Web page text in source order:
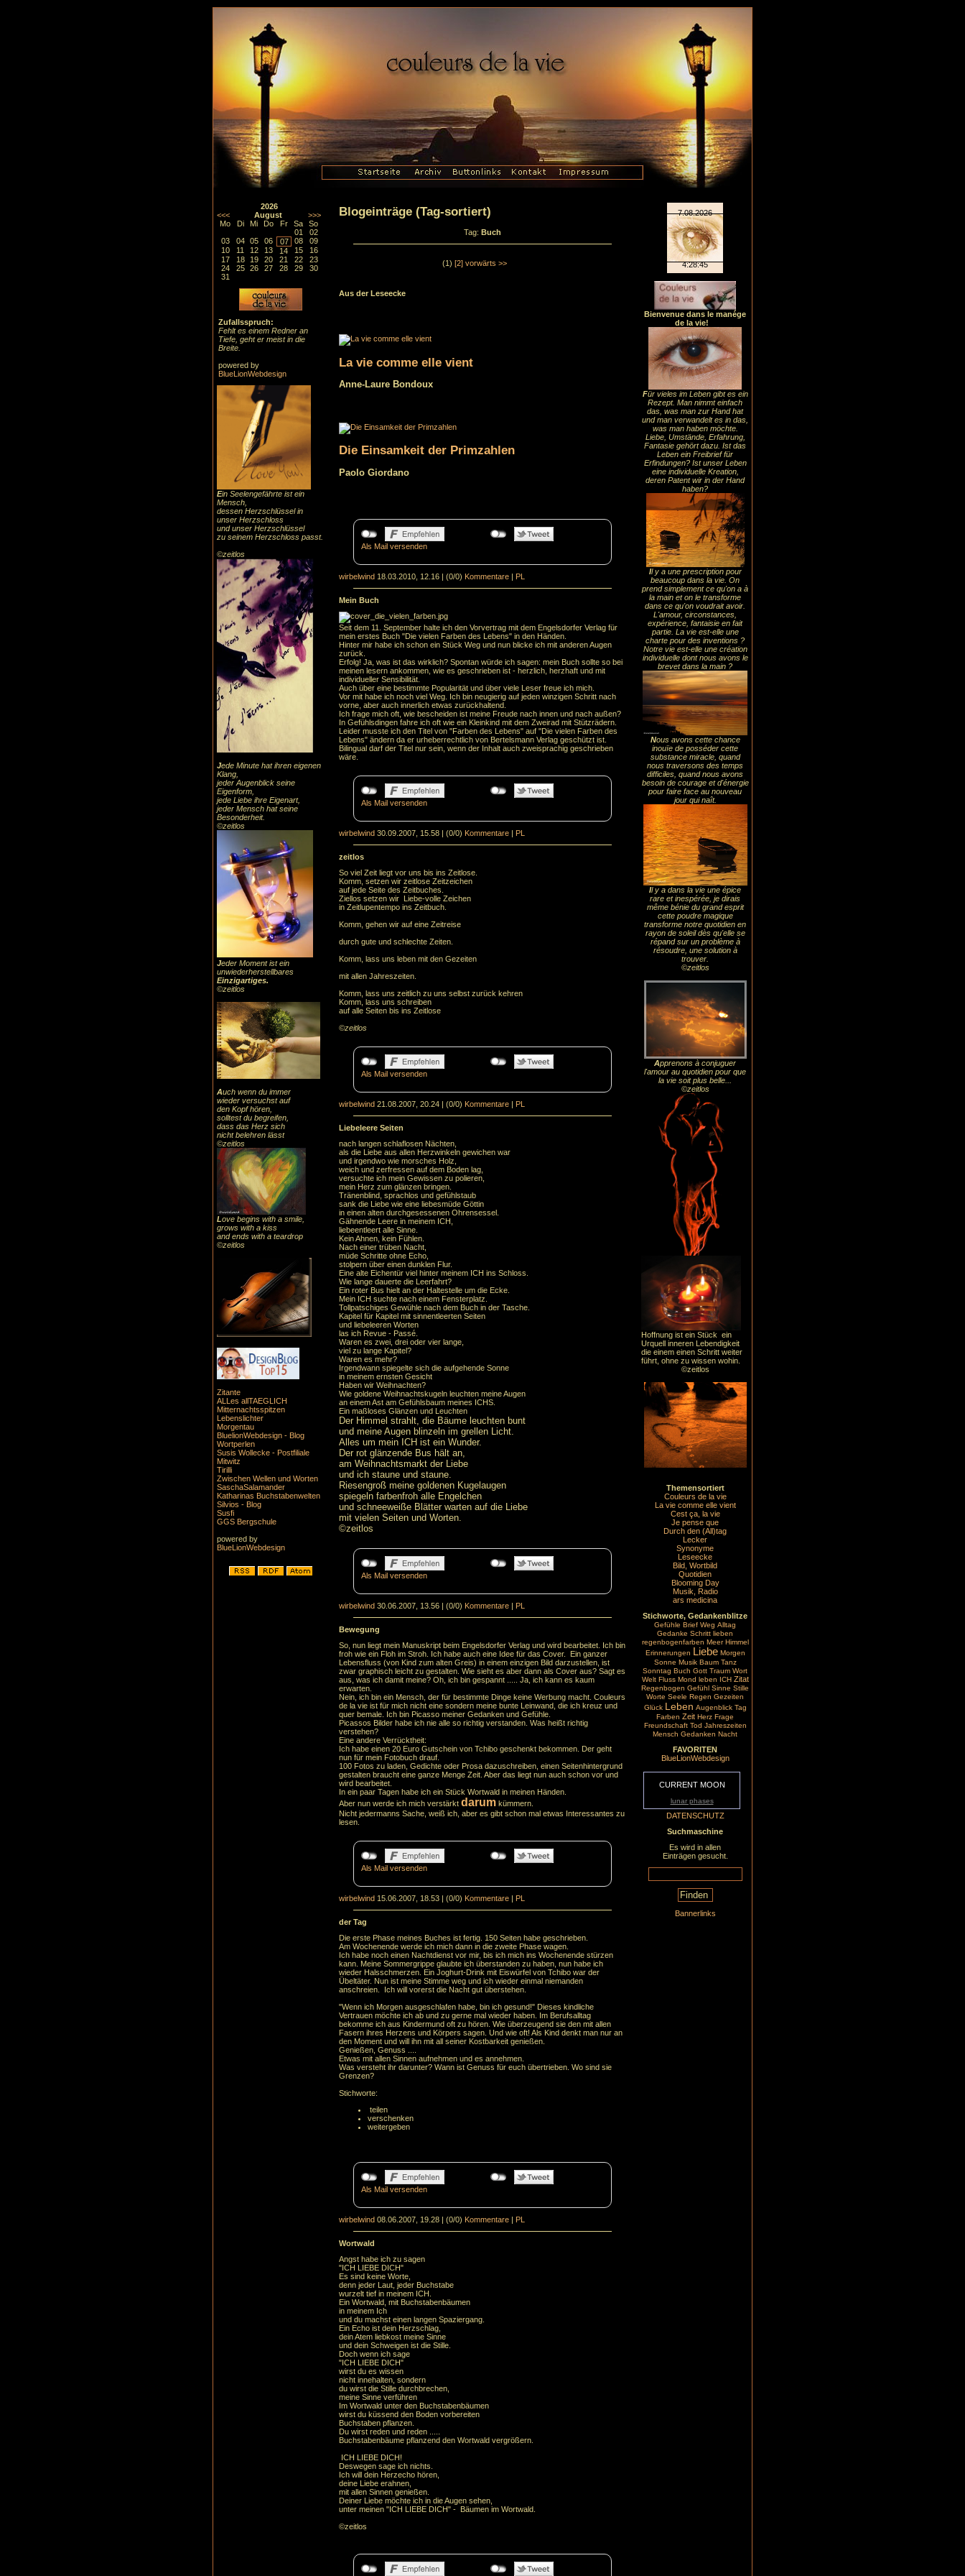
2026
<<<
August
>>>
Mo
Di Mi Do Fr Sa
So
01
02
03
04 05 06 07 08
09
10
11 12 13 14 15
16
17
18 19 20 21 22
23
24
25 26 27 28 29
30
31
Zufallsspruch:
Fehlt es einem Redner an
Tiefe, geht er meist in die
Breite.
powered by
BlueLionWebdesign
Ein Seelengefährte ist ein
Mensch,
dessen Herzschlüssel in
unser Herzschloss
und unser Herzschlüssel
zu seinem Herzschloss passt.
©zeitlos
Jede Minute hat ihren eigenen
Klang,
jeder Augenblick seine
Eigenform,
jede Liebe ihre Eigenart,
jeder Mensch hat seine
Besonderheit.
©zeitlos
Jeder Moment ist ein
unwiederherstellbares
Einzigartiges.
©zeitlos
Auch wenn du immer
wieder versuchst auf
den Kopf hören,
solltest du begreifen,
dass das Herz sich
nicht belehren lässt
©zeitlos
Love begins with a smile,
grows with a kiss
and ends with a teardrop
©zeitlos
Zitante
ALLes allTAEGLICH
Mitternachtsspitzen
Lebenslichter
Morgentau
BluelionWebdesign - Blog
Wortperlen
Susis Wollecke - Postfiliale
Mitwitz
Tirilli
Zwischen Wellen und Worten
SaschaSalamander
Katharinas Buchstabenwelten
Silvios - Blog
Susfi
GGS Bergschule
powered by
BlueLionWebdesign
Blogeinträge (Tag-sortiert)
Tag: Buch
(1) [2] vorwärts >>
Aus der Leseecke
La vie comme elle vient
Anne-Laure Bondoux
Die Einsamkeit der Primzahlen
Paolo Giordano
Als Mail versenden
wirbelwind 18.03.2010, 12.16 | (0/0) Kommentare | PL
Mein Buch
Seit dem 11. September halte ich den Vorvertrag mit dem Engelsdorfer Verlag für
mein erstes Buch "Die vielen Farben des Lebens" in den Händen.
Hinter mir habe ich schon ein Stück Weg und nun blicke ich mit anderen Augen
zurück.
Erfolg! Ja, was ist das wirklich? Spontan würde ich sagen: mein Buch sollte so bei
meinen lesern ankommen, wie es geschrieben ist - herzlich, herzhaft und mit
individueller Sensibilität.
Auch über eine bestimmte Popularität und über viele Leser freue ich mich.
Vor mit habe ich noch viel Weg. Ich bin neugierig auf jeden winzigen Schritt nach
vorne, aber auch innerlich etwas zurückhaltend.
Ich frage mich oft, wie bescheiden ist meine Freude nach innen und nach außen?
In Gefühlsdingen fahre ich oft wie ein Kleinkind mit dem Zweirad mit Stützrädern.
Leider musste ich den Titel von "Farben des Lebens" auf "Die vielen Farben des
Lebens" ändern da er urheberrechtlich von Bertelsmann Verlag geschützt ist.
Bilingual darf der Titel nur sein, wenn der Inhalt auch zweisprachig geschrieben
wäre.
Als Mail versenden
wirbelwind 30.09.2007, 15.58 | (0/0) Kommentare | PL
zeitlos
So viel Zeit liegt vor uns bis ins Zeitlose.
Komm, setzen wir zeitlose Zeitzeichen
auf jede Seite des Zeitbuches.
Ziellos setzen wir Liebe-volle Zeichen
in Zeitlupentempo ins Zeitbuch.
Komm, gehen wir auf eine Zeitreise
durch gute und schlechte Zeiten.
Komm, lass uns leben mit den Gezeiten
mit allen Jahreszeiten.
Komm, lass uns zeitlich zu uns selbst zurück kehren
Komm, lass uns schreiben
auf alle Seiten bis ins Zeitlose
©zeitlos
Als Mail versenden
wirbelwind 21.08.2007, 20.24 | (0/0) Kommentare | PL
Liebeleere Seiten
nach langen schlaflosen Nächten,
als die Liebe aus allen Herzwinkeln gewichen war
und irgendwo wie morsches Holz,
weich und zerfressen auf dem Boden lag,
versuchte ich mein Gewissen zu polieren,
mein Herz zum glänzen bringen.
Tränenblind, sprachlos und gefühlstaub
sank die Liebe wie eine liebesmüde Göttin
in einen alten durchgesessenen Ohrensessel.
Gähnende Leere in meinem ICH,
liebeentleert alle Sinne.
Kein Ahnen, kein Fühlen.
Nach einer trüben Nacht,
müde Schritte ohne Echo,
stolpern über einen dunklen Flur.
Eine alte Eichentür viel hinter meinem ICH ins Schloss.
Wie lange dauerte die Leerfahrt?
Ein roter Bus hielt an der Haltestelle um die Ecke.
Mein ICH suchte nach einem Fensterplatz.
Tollpatschiges Gewühle nach dem Buch in der Tasche.
Kapitel für Kapitel mit sinnentleerten Seiten
und liebeleeren Worten
las ich Revue - Passé.
Waren es zwei, drei oder vier lange,
viel zu lange Kapitel?
Waren es mehr?
Irgendwann spiegelte sich die aufgehende Sonne
in meinem ernsten Gesicht
Haben wir Weihnachten?
Wie goldene Weihnachtskugeln leuchten meine Augen
an einem Ast am Gefühlsbaum meines ICHS.
Ein maßloses Glänzen und Leuchten
Der Himmel strahlt, die Bäume leuchten bunt
und meine Augen blinzeln im grellen Licht.
Alles um mein ICH ist ein Wunder.
Der rot glänzende Bus hält an,
am Weihnachtsmarkt der Liebe
und ich staune und staune.
Riesengroß meine goldenen Kugelaugen
spiegeln farbenfroh alle Engelchen
und schneeweiße Blätter warten auf die Liebe
mit vielen Seiten und Worten.
©zeitlos
Als Mail versenden
wirbelwind 30.06.2007, 13.56 | (0/0) Kommentare | PL
Bewegung
So, nun liegt mein Manuskript beim Engelsdorfer Verlag und wird bearbeitet. Ich bin
froh wie ein Floh im Stroh. Ich habe auch eine Idee für das Cover. Ein ganzer
Lebensfluss (von Kind zum alten Greis) in einem einzigen Bild darzustellen, ist
zwar graphisch leicht zu gestalten. Wie sieht es aber dann als Cover aus? Sagt es
aus, was ich damit meine? Oh, ich bin gespannt ..... Ja, ich kann es kaum
erwarten.
Nein, ich bin ein Mensch, der für bestimmte Dinge keine Werbung macht. Couleurs
de la vie ist für mich nicht eine sondern meine bunte Leinwand, die ich kreuz und
quer bemale. Ich bin Picasso meiner Gedanken und Gefühle.
Picassos Bilder habe ich nie alle so richtig verstanden. Was heißt richtig
verstehen?
Eine andere Verrücktheit:
Ich habe einen 20 Euro Gutschein von Tchibo geschenkt bekommen. Der geht
nun für mein Fotobuch drauf.
100 Fotos zu laden, Gedichte oder Prosa dazuschreiben, einen Seitenhintergrund
gestalten braucht eine ganze Menge Zeit. Aber das liegt nun auch schon vor und
wird bearbeitet.
In ein paar Tagen habe ich ein Stück Wortwald in meinen Händen.
Aber nun werde ich mich verstärkt darum kümmern.
Nicht jedermanns Sache, weiß ich, aber es gibt schon mal etwas Interessantes zu
lesen.
Als Mail versenden
wirbelwind 15.06.2007, 18.53 | (0/0) Kommentare | PL
der Tag
Die erste Phase meines Buches ist fertig. 150 Seiten habe geschrieben.
Am Wochenende werde ich mich dann in die zweite Phase wagen.
Ich habe noch einen Nachtdienst vor mir, bis ich mich ins Wochenende stürzen
kann. Meine Sommergrippe glaubte ich überstanden zu haben, nun habe ich
wieder Halsschmerzen. Ein Joghurt-Drink mit Eiswürfel von Tchibo war der
Übeltäter. Nun ist meine Stimme weg und ich wieder einmal niemanden
anschreien. Ich will vorerst die Nacht gut überstehen.
"Wenn ich Morgen ausgeschlafen habe, bin ich gesund!" Dieses kindliche
Vertrauen möchte ich ab und zu gerne mal wieder haben. Im Berufsalltag
bekomme ich aus Kindermund oft zu hören. Wie überzeugend sie den mit allen
Fasern ihres Herzens und Körpers sagen. Und wie oft! Als Kind denkt man nur an
den Moment und will ihn mit all seiner Kostbarkeit genießen.
Genießen, Genuss ....
Etwas mit allen Sinnen aufnehmen und es annehmen.
Was versteht ihr darunter? Wann ist Genuss für euch übertrieben. Wo sind sie
Grenzen?
Stichworte:
teilen
verschenken
weitergeben
Als Mail versenden
wirbelwind 08.06.2007, 19.28 | (0/0) Kommentare | PL
Wortwald
Angst habe ich zu sagen
"ICH LIEBE DICH"
Es sind keine Worte,
denn jeder Laut, jeder Buchstabe
wurzelt tief in meinem ICH.
Ein Wortwald, mit Buchstabenbäumen
in meinem Ich
und du machst einen langen Spaziergang.
Ein Echo ist dein Herzschlag,
dein Atem liebkost meine Sinne
und dein Schweigen ist die Stille.
Doch wenn ich sage
"ICH LIEBE DICH"
wirst du es wissen
nicht innehalten, sondern
du wirst die Stille durchbrechen,
meine Sinne verführen
Im Wortwald unter den Buchstabenbäumen
wirst du küssend den Boden vorbereiten
Buchstaben pflanzen.
Du wirst reden und reden .....
Buchstabenbäume pflanzend den Wortwald vergrößern.
ICH LIEBE DICH!
Deswegen sage ich nichts.
Ich will dein Herzecho hören,
deine Liebe erahnen,
mit allen Sinnen genießen.
Deiner Liebe möchte ich in die Augen sehen,
unter meinen "ICH LIEBE DICH" - Bäumen im Wortwald.
©zeitlos
Bienvenue dans le manége
de la vie!
Für vieles im Leben gibt es ein
Rezept. Man nimmt einfach
das, was man zur Hand hat
und man verwandelt es in das,
was man haben möchte.
Liebe, Umstände, Erfahrung,
Fantasie gehört dazu. Ist das
Leben ein Freibrief für
Erfindungen? Ist unser Leben
eine individuelle Kreation,
deren Patent wir in der Hand
haben?
Il y a une prescription pour
beaucoup dans la vie. On
prend simplement ce qu'on a à
la main et on le transforme
dans ce qu'on voudrait avoir.
L'amour, circonstances,
expérience, fantaisie en fait
partie. La vie est-elle une
charte pour des inventions ?
Notre vie est-elle une création
individuelle dont nous avons le
brevet dans la main ?
Nous avons cette chance
inouïe de posséder cette
substance miracle, quand
nous traversons des temps
difficiles, quand nous avons
besoin de courage et d'énergie
pour faire face au nouveau
jour qui naît.
Il y a dans la vie une épice
rare et inespérée, je dirais
même bénie du grand esprit
cette poudre magique
transforme notre quotidien en
rayon de soleil dès qu'elle se
répand sur un problème à
résoudre, une solution à
trouver.
©zeitlos
Apprenons à conjuguer
l'amour au quotidien pour que
la vie soit plus belle...
©zeitlos
Hoffnung ist ein Stück ein
Urquell inneren Lebendigkeit
die einem einen Schritt weiter
führt, ohne zu wissen wohin.
©zeitlos
Themensortiert
Couleurs de la vie
La vie comme elle vient
Cest ça, la vie
Je pense que
Durch den (All)tag
Lecker
Synonyme
Leseecke
Bild, Wortbild
Quotidien
Blooming Day
Musik, Radio
ars medicina
Stichworte, Gedankenblitze
Gefühle Brief Weg Alltag
Gedanke Schritt lieben
regenbogenfarben Meer Himmel
Erinnerungen
Liebe Morgen
Sonne Musik Baum Tanz
Sonntag Buch Gott Traum Wort
Welt Fluss Mond leben ICH Zitat
Regenbogen Gefühl Sinne Stille
Worte Seele Regen Gezeiten
Glück Leben Augenblick Tag
Farben Zeit Herz Frage
Freundschaft Tod Jahreszeiten
Mensch Gedanken Nacht
FAVORITEN
BlueLionWebdesign
CURRENT MOON
lunar phases
DATENSCHUTZ
Suchmaschine
Es wird in allen
Einträgen gesucht.
Bannerlinks